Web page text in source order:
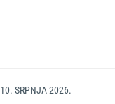
10. SRPNJA 2026.